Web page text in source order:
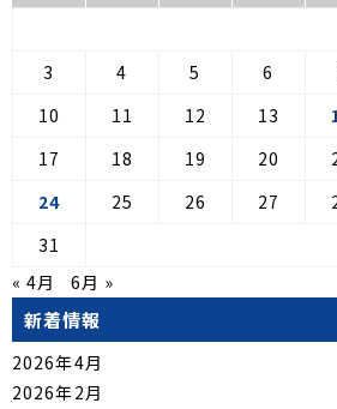
3
4 5 6
10
11 12 13
17
18 19 20
24
25 26 27
31
« 4月
6月 »
新着情報
2026年4月
2026年2月